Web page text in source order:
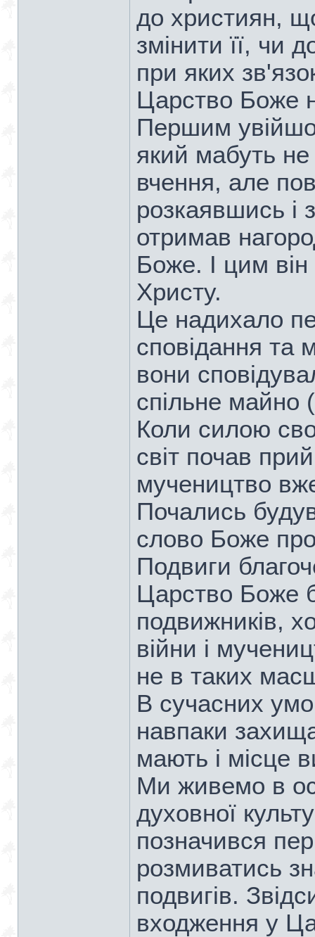
до християн,
змінити її, чи
при яких
Царство Боже
Першим
який мабуть не
вчення, але
розкаявшись і
отримав
Боже. І цим він
Христу.
Це надихало
сповідання та
вони
спільне майно
Коли силою
світ почав
мучеництво
Почались
слово Боже
Подвиги
Царство Боже
подвижників,
війни і
не в таких
В сучасних
навпаки
мають і місце
Ми живемо в
духовної
позначився
розмиватись
подвигів.
входження у